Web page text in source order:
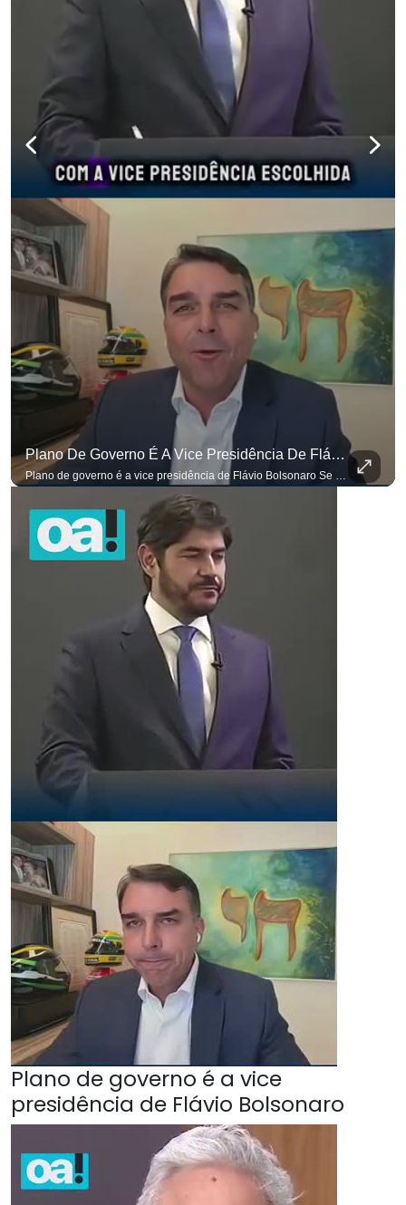
Plano De Governo É A Vice Presidência De Flávio Bolsonaro
Plano de governo é a vice
presidência de Flávio Bolsonaro